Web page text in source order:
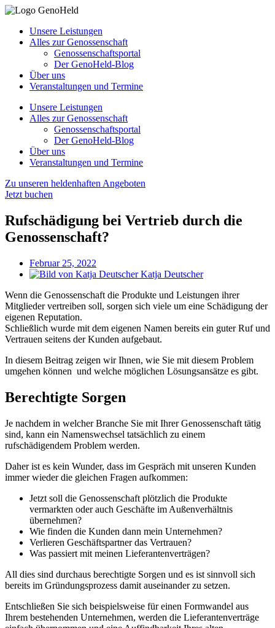
Unsere Leistungen
Alles zur Genossenschaft
Genossenschaftsportal
Der GenoHeld-Blog
Über uns
Veranstaltungen und Termine
Unsere Leistungen
Alles zur Genossenschaft
Genossenschaftsportal
Der GenoHeld-Blog
Über uns
Veranstaltungen und Termine
Zu unseren heldenhaften Angeboten
Jetzt buchen
Rufschädigung bei Vertrieb durch die
Genossenschaft?
Februar 25, 2022
Katja Deutscher
Wenn die Genossenschaft die Produkte und Leistungen ihrer
Mitglieder vertreiben soll, sorgen sich viele um eine Schädigung der
eigenen Reputation.
Schließlich wurde mit dem eigenen Namen bereits ein guter Ruf und
Vertrauen seitens der Kunden aufgebaut.
In diesem Beitrag zeigen wir Ihnen, wie Sie mit diesem Problem
umgehen können und welche möglichen Lösungsansätze es gibt.
Berechtigte Sorgen
Je nachdem in welcher Branche Sie mit Ihrer Genossenschaft tätig
sind, kann ein Namenswechsel tatsächlich zu einem
rufschädigendem Problem werden.
Daher ist es kein Wunder, dass im Gespräch mit unseren Kunden
immer wieder die gleichen Fragen aufkommen:
Jetzt soll die Genossenschaft plötzlich die Produkte
vermarkten oder auch Geschäfte im Außenverhältnis
übernehmen?
Wie finden die Kunden dann mein Unternehmen?
Verlieren Geschäftspartner das Vertrauen?
Was passiert mit meinen Lieferantenverträgen?
All dies sind durchaus berechtigte Sorgen und es ist sinnvoll sich
bereits im Gründungsprozess damit auseinander zu setzen.
Entschließen Sie sich beispielsweise für einen Formwandel aus
Ihrem bestehenden Unternehmen, werden die Lieferantenverträge